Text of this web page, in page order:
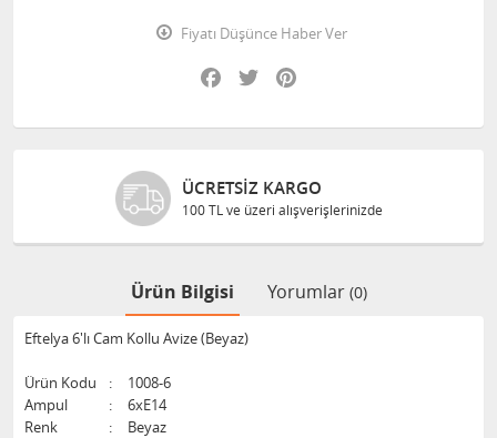
Fiyatı Düşünce Haber Ver
Facebook
Twitter
ÜCRETSIZ KARGO
100 TL ve üzeri alışverişlerinizde
Ürün Bilgisi Yorumlar (0)
Eftelya 6'lı Cam Kollu Avize (Beyaz)
Ürün Kodu :
1008-6
Ampul
:
6xE14
Renk
:
Beyaz